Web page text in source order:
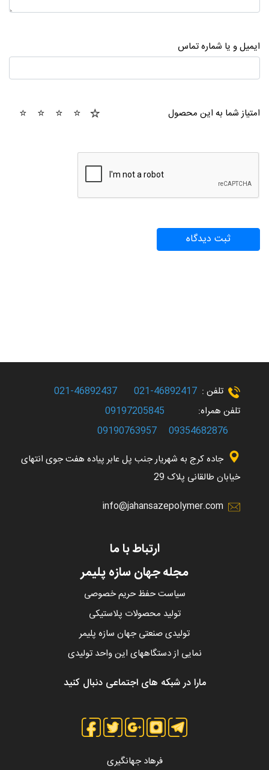
ایمیل و یا شماره تماس
امتیاز شما به این محصول 5
تلفن : 46892417-021
تلفن همراه:
09197205845
09354682876
09190763957
جاده کرج به شهریار جنب پل عابر پیاده هفت جوی انتهای
خیابان طالقانی پلاک 29
info@jahansazepolymer.com
ارتباط با ما
مجله جهان سازه پلیمر
سیاست حفظ حریم خصوصی
تولید محصولات پلاستیکی
تولیدی صنعتی جهان سازه پلیمر
نمایی از دستگاههای این واحد تولیدی
مارا در شبکه های اجتماعی دنبال کنید
فرهاد جهانگیری